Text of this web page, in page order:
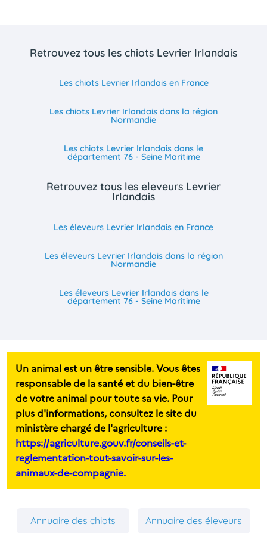
Retrouvez tous les chiots Levrier Irlandais
Les chiots Levrier Irlandais en France
Les chiots Levrier Irlandais dans la région
Normandie
Les chiots Levrier Irlandais dans le
département 76 - Seine Maritime
Retrouvez tous les eleveurs Levrier
Irlandais
Les éleveurs Levrier Irlandais en France
Les éleveurs Levrier Irlandais dans la région
Normandie
Les éleveurs Levrier Irlandais dans le
département 76 - Seine Maritime
Un animal est un être sensible. Vous êtes
responsable de la santé et du bien-être
de votre animal pour toute sa vie. Pour
plus d'informations, consultez le site du
ministère chargé de l'agriculture :
https://agriculture.gouv.fr/conseils-et-
reglementation-tout-savoir-sur-les-
animaux-de-compagnie.
Annuaire des chiots Annuaire des éleveurs